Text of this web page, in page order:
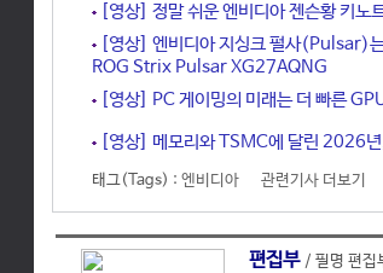
[영상] 정말 쉬운 엔비디아 젠슨황 키노
[영상] 엔비디아 지싱크 펄사(Pulsar)
ROG Strix Pulsar XG27AQNG
[영상] PC 게이밍의 미래는 더 빠른
[영상] 메모리와 TSMC에 달린 2026
태그(Tags) : 엔비디아 관련기사 더보기
편집부 / 필명 편집